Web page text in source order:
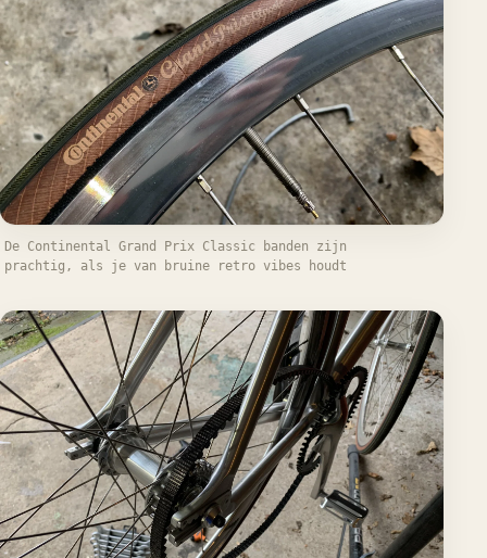
De Continental Grand Prix Classic banden zijn
prachtig, als je van bruine retro vibes houdt